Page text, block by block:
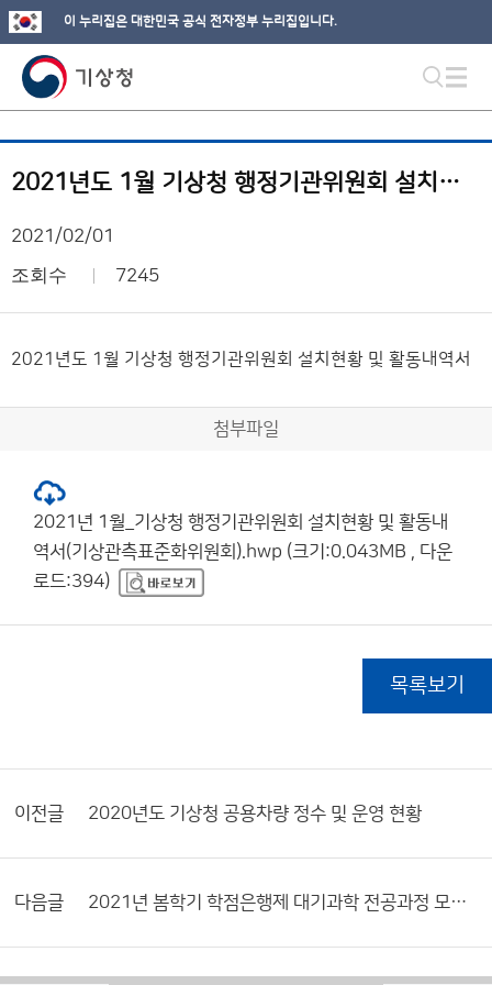
이 누리집은 대한민국 공식 전자정부 누리집입니다.
2021년도 1월 기상청 행정기관위원회 설치현황 및 활동내역서
2021/02/01
조회수 7245
2021년도 1월 기상청 행정기관위원회 설치현황 및 활동내역서
첨부파일
2021년 1월_기상청 행정기관위원회 설치현황 및 활동내
역서(기상관측표준화위원회).hwp (크기:0.043MB , 다운
로드:394)
목록보기
이전글 2020년도 기상청 공용차량 정수 및 운영 현황
다음글 2021년 봄학기 학점은행제 대기과학 전공과정 모집안내